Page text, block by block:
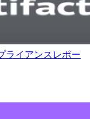
ライアンスレポー